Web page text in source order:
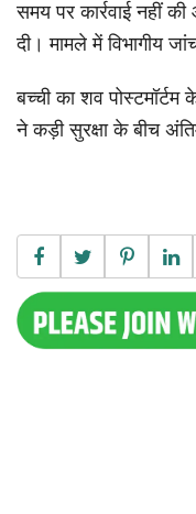
समय पर कार्रवाई नहीं की
दी। मामले में विभागीय
बच्ची का शव पोस्टमॉर्टम
ने कड़ी सुरक्षा के बीच